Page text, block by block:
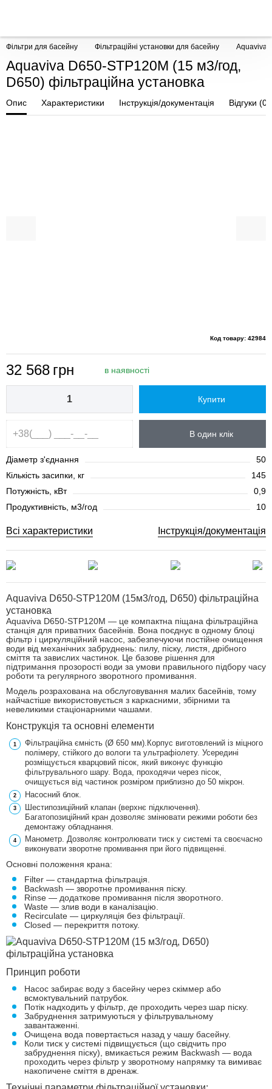
Фільтри для басейну Фільтраційні установки для басейну Aquaviva
Aquaviva D650-STP120М (15 м3/год,
D650) фільтраційна установка
Опис Характеристики Інструкція/документація Відгуки (0)
Код товару: 42984
32 568 грн в наявності
Купити
В один клік
Діаметр з'єднання
50
Кількість засипки, кг
145
Потужність, кВт
0,9
Продуктивність, м3/год
10
Всі характеристики Інструкція/документація
Aquaviva D650-STP120М (15м3/год, D650) фільтраційна
установка
Aquaviva D650-STP120М — це компактна піщана фільтраційна
станція для приватних басейнів. Вона поєднує в одному блоці
фільтр і циркуляційний насос, забезпечуючи постійне очищення
води від механічних забруднень: пилу, піску, листя, дрібного
сміття та завислих частинок. Це базове рішення для
підтримання прозорості води за умови правильного підбору часу
роботи та регулярного зворотного промивання.
Модель розрахована на обслуговування малих басейнів, тому
найчастіше використовується з каркасними, збірними та
невеликими стаціонарними чашами.
Конструкція та основні елементи
Фільтраційна ємність (Ø 650 мм).Корпус виготовлений із міцного
полімеру, стійкого до вологи та ультрафіолету. Усередині
розміщується кварцовий пісок, який виконує функцію
фільтрувального шару. Вода, проходячи через пісок,
очищується від частинок розміром приблизно до 50 мікрон.
Насосний блок.
Шестипозиційний клапан (верхнє підключення).
Багатопозиційний кран дозволяє змінювати режими роботи без
демонтажу обладнання.
Манометр. Дозволяє контролювати тиск у системі та своєчасно
виконувати зворотне промивання при його підвищенні.
Основні положення крана:
Filter — стандартна фільтрація.
Backwash — зворотне промивання піску.
Rinse — додаткове промивання після зворотного.
Waste — злив води в каналізацію.
Recirculate — циркуляція без фільтрації.
Closed — перекриття потоку.
Принцип роботи
Насос забирає воду з басейну через скіммер або
всмоктувальний патрубок.
Потік надходить у фільтр, де проходить через шар піску.
Забруднення затримуються у фільтрувальному
завантаженні.
Очищена вода повертається назад у чашу басейну.
Коли тиск у системі підвищується (що свідчить про
забруднення піску), вмикається режим Backwash — вода
проходить через фільтр у зворотному напрямку та вимиває
накопичене сміття в дренаж.